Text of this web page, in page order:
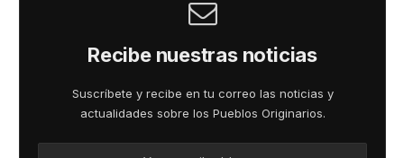
Recibe nuestras noticias
Suscríbete y recibe en tu correo las noticias y
actualidades sobre los Pueblos Originarios.